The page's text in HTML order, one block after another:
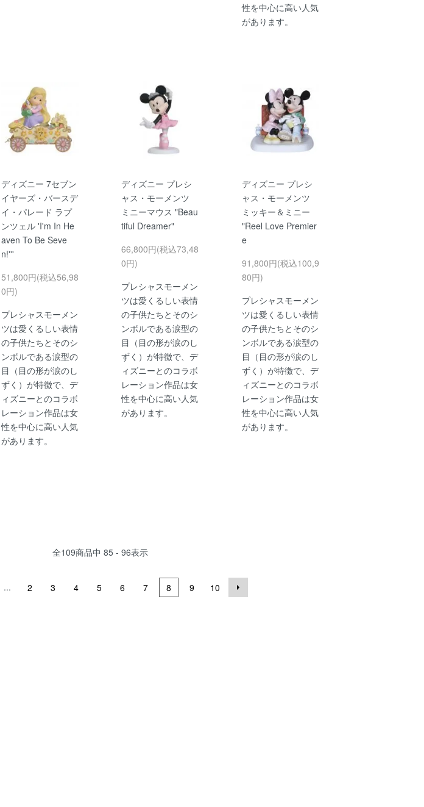
性を中心に高い人気
があります。
ディズニー 7セブン
イヤーズ・バースデ
イ・パレード ラプ
ンツェル 'I'm In He
aven To Be Seve
n!'''
51,800円(税込56,98
0円)
プレシャスモーメン
ツは愛くるしい表情
の子供たちとそのシ
ンボルである涙型の
目（目の形が涙のし
ずく）が特徴で、デ
ィズニーとのコラボ
レーション作品は女
性を中心に高い人気
があります。
ディズニー プレシ
ャス・モーメンツ
ミニーマウス "Beau
tiful Dreamer"
66,800円(税込73,48
0円)
プレシャスモーメン
ツは愛くるしい表情
の子供たちとそのシ
ンボルである涙型の
目（目の形が涙のし
ずく）が特徴で、デ
ィズニーとのコラボ
レーション作品は女
性を中心に高い人気
があります。
ディズニー プレシ
ャス・モーメンツ
ミッキー＆ミニー
"Reel Love Premier
e
91,800円(税込100,9
80円)
プレシャスモーメン
ツは愛くるしい表情
の子供たちとそのシ
ンボルである涙型の
目（目の形が涙のし
ずく）が特徴で、デ
ィズニーとのコラボ
レーション作品は女
性を中心に高い人気
があります。
全109商品中 85 - 96表示
... 2 3 4 5 6 7 8 9 10